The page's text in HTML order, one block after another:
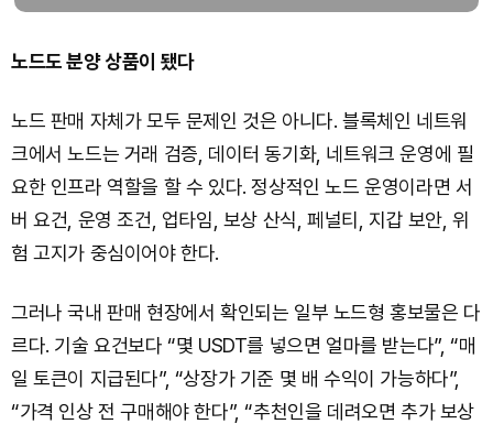
노드도 분양 상품이 됐다
노드 판매 자체가 모두 문제인 것은 아니다. 블록체인 네트워
크에서 노드는 거래 검증, 데이터 동기화, 네트워크 운영에 필
요한 인프라 역할을 할 수 있다. 정상적인 노드 운영이라면 서
버 요건, 운영 조건, 업타임, 보상 산식, 페널티, 지갑 보안, 위
험 고지가 중심이어야 한다.
그러나 국내 판매 현장에서 확인되는 일부 노드형 홍보물은 다
르다. 기술 요건보다 “몇 USDT를 넣으면 얼마를 받는다”, “매
일 토큰이 지급된다”, “상장가 기준 몇 배 수익이 가능하다”,
“가격 인상 전 구매해야 한다”, “추천인을 데려오면 추가 보상